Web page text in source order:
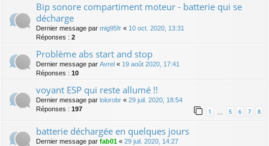
Bip sonore compartiment moteur - batterie qui se
décharge
Dernier message par mig95fr « 10 oct. 2020, 13:31
Réponses : 2
Problème abs start and stop
Dernier message par Avrel « 19 août 2020, 17:41
Réponses : 10
voyant ESP qui reste allumé !!
Dernier message par lolorobr « 29 juil. 2020, 18:54
Réponses : 197 1 … 5 6 7 8
batterie déchargée en quelques jours
Dernier message par fab01 « 29 juil. 2020, 14:27